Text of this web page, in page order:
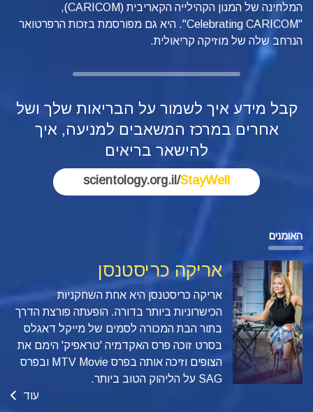
המלחינה של המנון הקהילייה הקאריבית (CARICOM),‏
"Celebrating CARICOM". היא גם מפורסמת בזכות הרפרטואר
הנרחב שלה של מוזיקה קריאולית.
קבל מידע איך לשמור על הבריאות שלך ושל
אחרים במרכז המשאבים למניעה, איך
להישאר בריאים
scientology.org.il/StayWell
האומנים
אריקה כריסטנסן
אריקה כריסטנסן היא אחת השחקניות
הכישרוניות ביותר בדורה. הופעתה פורצת הדרך
בתור הבת המכורה לסמים של מייקל דאגלס
בסרט זוכה פרס האקדמיה 'טראפיק' הימם את
הצופים וזיכה אותה בפרס MTV Movie ובפרס
SAG על הליהוק הטוב ביותר.
עוד